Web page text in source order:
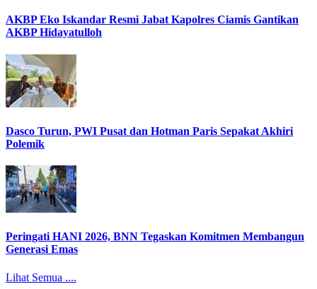
AKBP Eko Iskandar Resmi Jabat Kapolres Ciamis Gantikan
AKBP Hidayatulloh
Dasco Turun, PWI Pusat dan Hotman Paris Sepakat Akhiri
Polemik
Peringati HANI 2026, BNN Tegaskan Komitmen Membangun
Generasi Emas
Lihat Semua ....